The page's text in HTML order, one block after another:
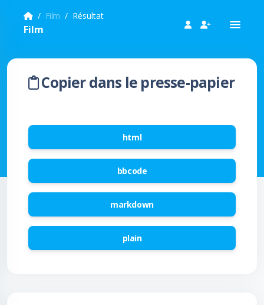
Film Résultat
Film
Copier dans le presse-papier
html
bbcode
markdown
plain